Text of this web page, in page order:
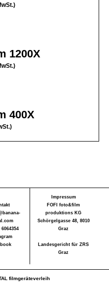
1200X
400X
6064354
Impressum
FOFI foto&film
produktions KG
Schörgelgasse 48, 8010
Graz
Landesgericht für ZRS
Graz
filmgeräteverleih